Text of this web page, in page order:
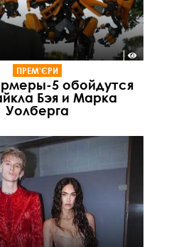
ПРЕМ'ЄРИ
5 обойдутся
Бэя и Марка
Уолберга